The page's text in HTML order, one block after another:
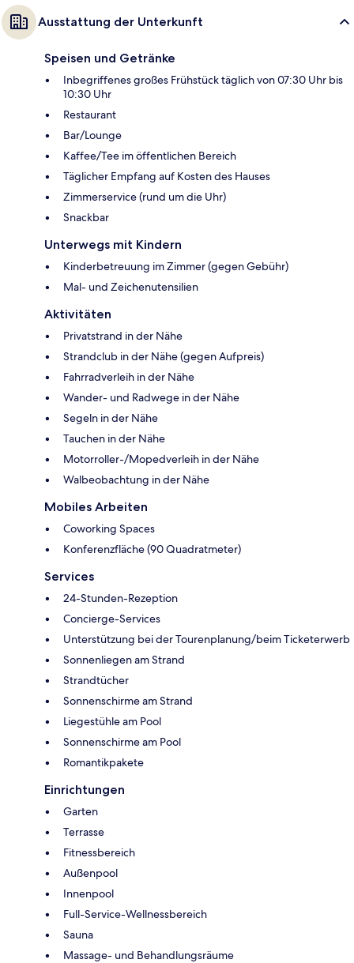
Ausstattung der Unterkunft
Speisen und Getränke
Inbegriffenes großes Frühstück täglich von 07:30 Uhr bis
10:30 Uhr
Restaurant
Bar/Lounge
Kaffee/Tee im öffentlichen Bereich
Täglicher Empfang auf Kosten des Hauses
Zimmerservice (rund um die Uhr)
Snackbar
Unterwegs mit Kindern
Kinderbetreuung im Zimmer (gegen Gebühr)
Mal- und Zeichenutensilien
Aktivitäten
Privatstrand in der Nähe
Strandclub in der Nähe (gegen Aufpreis)
Fahrradverleih in der Nähe
Wander- und Radwege in der Nähe
Segeln in der Nähe
Tauchen in der Nähe
Motorroller-/Mopedverleih in der Nähe
Walbeobachtung in der Nähe
Mobiles Arbeiten
Coworking Spaces
Konferenzfläche (90 Quadratmeter)
Services
24-Stunden-Rezeption
Concierge-Services
Unterstützung bei der Tourenplanung/beim Ticketerwerb
Sonnenliegen am Strand
Strandtücher
Sonnenschirme am Strand
Liegestühle am Pool
Sonnenschirme am Pool
Romantikpakete
Einrichtungen
Garten
Terrasse
Fitnessbereich
Außenpool
Innenpool
Full-Service-Wellnessbereich
Sauna
Massage- und Behandlungsräume